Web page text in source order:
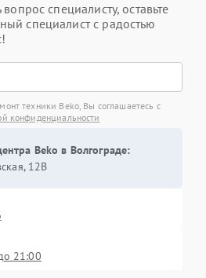
специалисту, оставьте
специалист с радостью
техники Beko, Вы соглашаетесь с
конфиденциальности
Beko в Волгограде:
12В
21:00